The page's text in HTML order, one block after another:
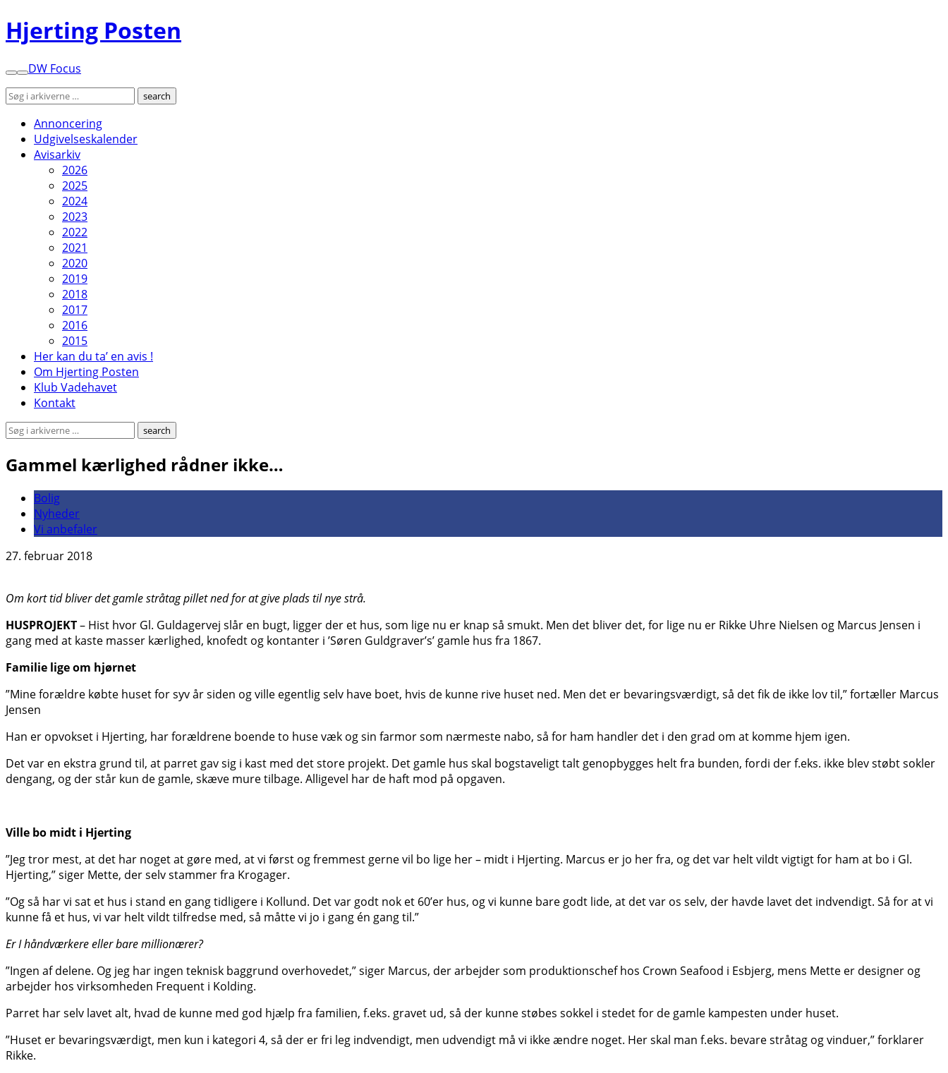
Hjerting Posten
DW Focus
Annoncering
Udgivelseskalender
Avisarkiv
2026
2025
2024
2023
2022
2021
2020
2019
2018
2017
2016
2015
Her kan du ta’ en avis !
Om Hjerting Posten
Klub Vadehavet
Kontakt
Gammel kærlighed rådner ikke…
Bolig
Nyheder
Vi anbefaler
27. februar 2018
Om kort tid bliver det gamle stråtag pillet ned for at give plads til nye strå.
HUSPROJEKT– Hist hvor Gl. Guldagervej slår en bugt, ligger der et hus, som lige nu er knap så smukt. Men det bliver det, for lige nu er Rikke Uhre Nielsen og Marcus Jensen i
gang med at kaste masser kærlighed, knofedt og kontanter i ’Søren Guldgraver’s’ gamle hus fra 1867.
Familie lige om hjørnet
”Mine forældre købte huset for syv år siden og ville egentlig selv have boet, hvis de kunne rive huset ned. Men det er bevaringsværdigt, så det fik de ikke lov til,” fortæller Marcus
Jensen
Han er opvokset i Hjerting, har forældrene boende to huse væk og sin farmor som nærmeste nabo, så for ham handler det i den grad om at komme hjem igen.
Det var en ekstra grund til, at parret gav sig i kast med det store projekt. Det gamle hus skal bogstaveligt talt genopbygges helt fra bunden, fordi der f.eks. ikke blev støbt sokler
dengang, og der står kun de gamle, skæve mure tilbage. Alligevel har de haft mod på opgaven.
Ville bo midt i Hjerting
”Jeg tror mest, at det har noget at gøre med, at vi først og fremmest gerne vil bo lige her – midt i Hjerting. Marcus er jo her fra, og det var helt vildt vigtigt for ham at bo i Gl.
Hjerting,” siger Mette, der selv stammer fra Krogager.
”Og så har vi sat et hus i stand en gang tidligere i Kollund. Det var godt nok et 60’er hus, og vi kunne bare godt lide, at det var os selv, der havde lavet det indvendigt. Så for at vi
kunne få et hus, vi var helt vildt tilfredse med, så måtte vi jo i gang én gang til.”
Er I håndværkere eller bare millionærer?
”Ingen af delene. Og jeg har ingen teknisk baggrund overhovedet,” siger Marcus, der arbejder som produktionschef hos Crown Seafood i Esbjerg, mens Mette er designer og
arbejder hos virksomheden Frequent i Kolding.
Parret har selv lavet alt, hvad de kunne med god hjælp fra familien, f.eks. gravet ud, så der kunne støbes sokkel i stedet for de gamle kampesten under huset.
”Huset er bevaringsværdigt, men kun i kategori 4, så der er fri leg indvendigt, men udvendigt må vi ikke ændre noget. Her skal man f.eks. bevare stråtag og vinduer,” forklarer
Rikke.